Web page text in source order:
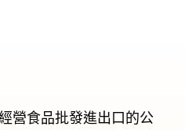
營食品批發進出口的公